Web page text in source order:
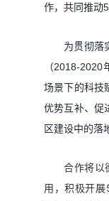
作，共同推动
为贯彻落
（2018-
场景下的科技
优势互补、促
区建设中的落
合作将以
用，积极开